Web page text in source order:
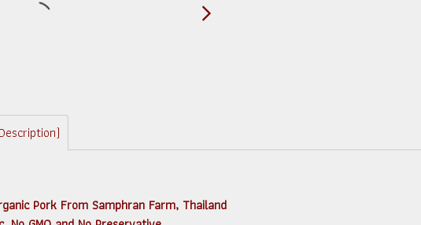
Pork From Samphran Farm, Thailand